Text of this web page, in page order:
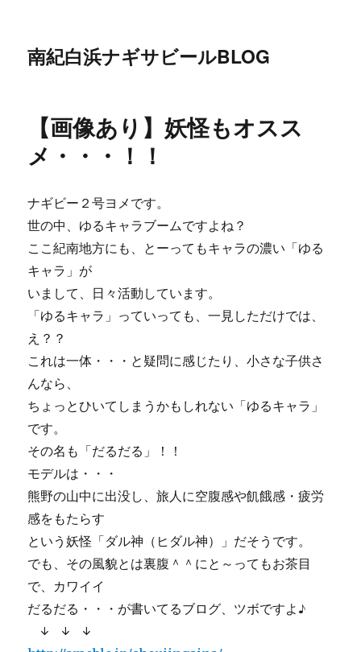
南紀白浜ナギサビールBLOG
【画像あり】妖怪もオスス
メ・・・！！
ナギビー２号ヨメです。
世の中、ゆるキャラブームですよね？
ここ紀南地方にも、とーってもキャラの濃い「ゆる
キャラ」が
いまして、日々活動しています。
「ゆるキャラ」っていっても、一見しただけでは、
え？？
これは一体・・・と疑問に感じたり、小さな子供さ
んなら、
ちょっとひいてしまうかもしれない「ゆるキャラ」
です。
その名も「だるだる」！！
モデルは・・・
熊野の山中に出没し、旅人に空腹感や飢餓感・疲労
感をもたらす
という妖怪「ダル神（ヒダル神）」だそうです。
でも、その風貌とは裏腹＾＾にと～ってもお茶目
で、カワイイ
だるだる・・・が書いてるブログ、ツボですよ♪
↓ ↓ ↓